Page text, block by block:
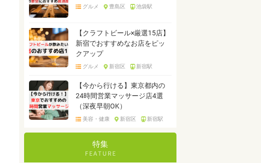
グルメ 豊島区 池袋駅
【クラフトビール×厳選15店】
新宿でおすすめなお店をピッ
クアップ
グルメ 新宿区 新宿駅
【今から行ける】東京都内の
24時間営業マッサージ店4選
（深夜早朝OK）
美容・健康 新宿区 新宿駅
特集